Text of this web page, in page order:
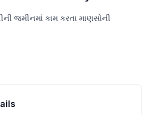
જમીનમાં કામ કરતા માણસોની